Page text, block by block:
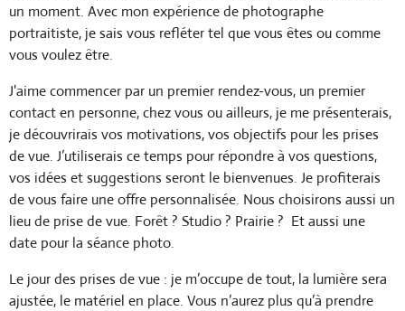
un moment. Avec mon expérience de photographe
portraitiste, je sais vous refléter tel que vous êtes ou comme
vous voulez être.
J'aime commencer par un premier rendez-vous, un premier
contact en personne, chez vous ou ailleurs, je me présenterais,
je découvrirais vos motivations, vos objectifs pour les prises
de vue. J’utiliserais ce temps pour répondre à vos questions,
vos idées et suggestions seront le bienvenues. Je profiterais
de vous faire une offre personnalisée. Nous choisirons aussi un
lieu de prise de vue. Forêt ? Studio ? Prairie ? Et aussi une
date pour la séance photo.
Le jour des prises de vue : je m’occupe de tout, la lumière sera
ajustée, le matériel en place. Vous n’aurez plus qu’à prendre